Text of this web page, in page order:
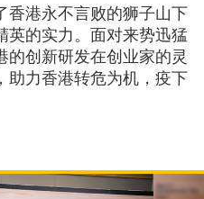
香港永不言败的狮子山下
英的实力。面对来势迅猛
的创新研发在创业家的灵
助力香港转危为机，疫下